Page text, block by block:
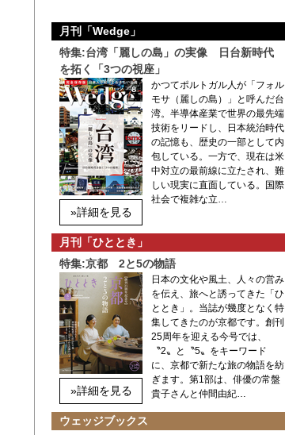
月刊「Wedge」
特集:台湾「麗しの島」の実像 日台新時代
を拓く「3つの視座」
»詳細を見る
かつてポルトガル人が「フォル
モサ（麗しの島）」と呼んだ台
湾。半導体産業で世界の最先端
技術をリードし、日本統治時代
の記憶も、歴史の一部として内
包している。一方で、現在は米
中対立の最前線に立たされ、難
しい現実に直面している。国際
社会で複雑な立…
月刊「ひととき」
特集:京都 2と5の物語
»詳細を見る
日本の文化や風土、人々の営み
を伝え、旅へと誘ってきた「ひ
ととき」。当誌が幾度となく特
集してきたのが京都です。創刊
25周年を迎える今号では、
〝2〟と〝5〟をキーワード
に、京都で新たな旅の物語を紡
ぎます。第1部は、俳優の常盤
貴子さんと仲間由紀…
ウェッジブックス